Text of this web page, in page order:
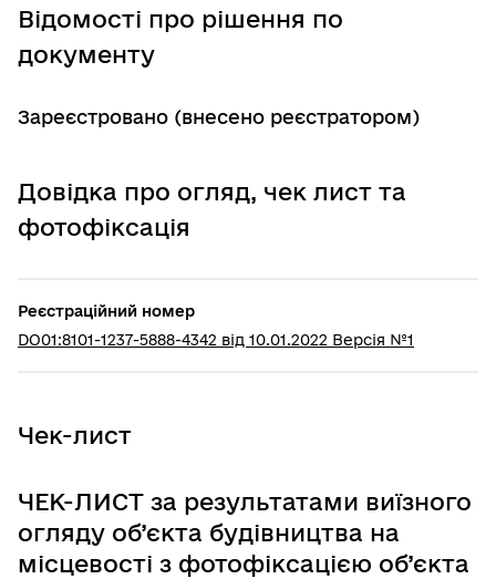
Відомості про рішення по
документу
Зареєстровано (внесено реєстратором)
Довідка про огляд, чек лист та
фотофіксація
Реєстраційний номер
DO01:8101-1237-5888-4342 від 10.01.2022 Версія №1
Чек-лист
ЧЕК-ЛИСТ за результатами виїзного
огляду об’єкта будівництва на
місцевості з фотофіксацією об’єкта